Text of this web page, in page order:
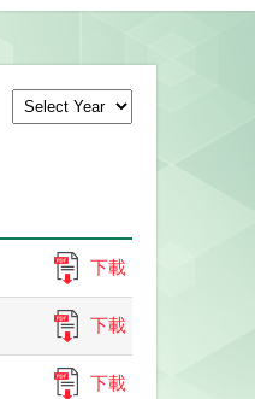
下載
下載
下載